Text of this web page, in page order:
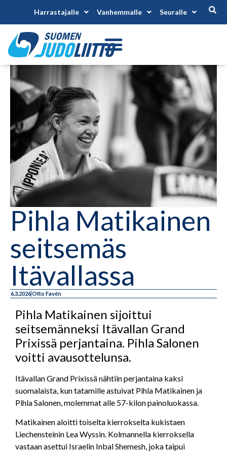
Harrastajalle Vanhemmalle Seuralle
Pihla Matikainen
seitsemäs
Itävallassa
6.3.2026Otto Favén
Pihla Matikainen sijoittui
seitsemänneksi Itävallan Grand
Prixissä perjantaina. Pihla Salonen
voitti avausottelunsa.
Itävallan Grand Prixissä nähtiin perjantaina kaksi
suomalaista, kun tatamille astuivat Pihla Matikainen ja
Pihla Salonen, molemmat alle 57-kilon painoluokassa.
Matikainen aloitti toiselta kierrokselta kukistaen
Liechensteinin Lea Wyssin. Kolmannella kierroksella
vastaan asettui Israelin Inbal Shemesh, joka taipui